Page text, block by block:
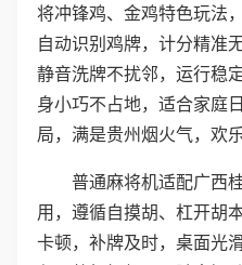
将冲锋鸡、金鸡特色玩法
自动识别鸡牌，计分精准
静音洗牌不扰邻，运行稳
身小巧不占地，适合家庭
局，满是贵州烟火气，欢
普通麻将机适配广西
用，遵循自摸胡、杠开胡
卡顿，补牌及时，桌面光